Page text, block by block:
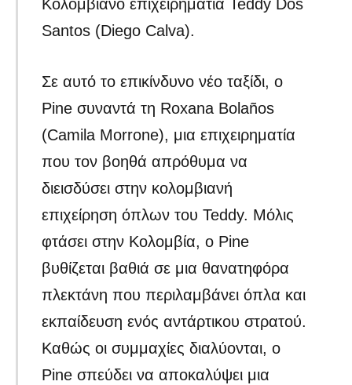
Κολομβιανό επιχειρηματία Teddy Dos
Santos (Diego Calva).
Σε αυτό το επικίνδυνο νέο ταξίδι, ο
Pine συναντά τη Roxana Bolaños
(Camila Morrone), μια επιχειρηματία
που τον βοηθά απρόθυμα να
διεισδύσει στην κολομβιανή
επιχείρηση όπλων του Teddy. Μόλις
φτάσει στην Κολομβία, ο Pine
βυθίζεται βαθιά σε μια θανατηφόρα
πλεκτάνη που περιλαμβάνει όπλα και
εκπαίδευση ενός αντάρτικου στρατού.
Καθώς οι συμμαχίες διαλύονται, ο
Pine σπεύδει να αποκαλύψει μια